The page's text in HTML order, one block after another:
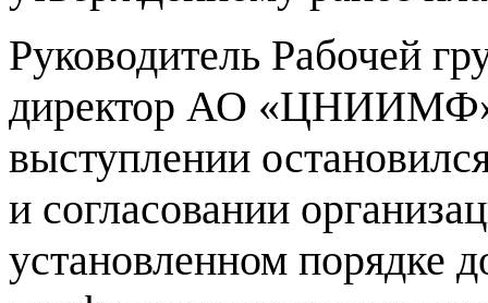
Руководитель Рабочей
директор АО
выступлении
и согласовании
установленном порядке